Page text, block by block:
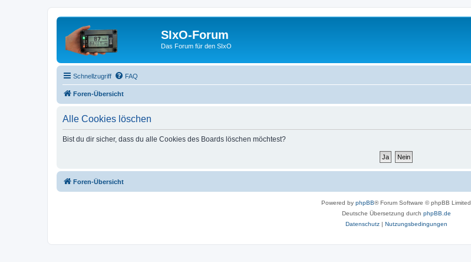
SIxO-Forum
Das Forum für den SIxO
Schnellzugriff FAQ
Foren-Übersicht
Alle Cookies löschen
Bist du dir sicher, dass du alle Cookies des Boards löschen möchtest?
Foren-Übersicht
Powered by phpBB® Forum Software © phpBB Limited
Deutsche Übersetzung durch phpBB.de
Datenschutz| Nutzungsbedingungen